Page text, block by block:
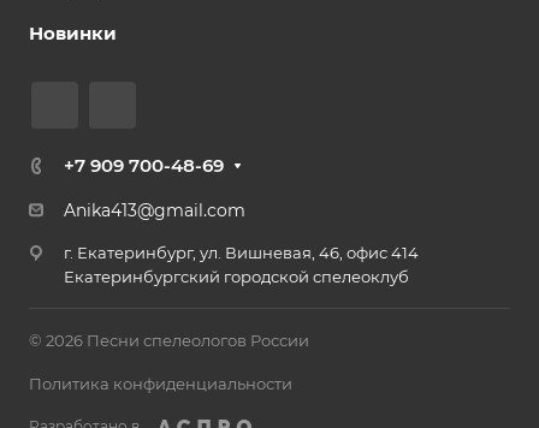
Новинки
+7 909 700-48-69
Anika413@gmail.com
г. Екатеринбург, ул. Вишневая, 46, офис 414
Екатеринбургский городской спелеоклуб
© 2026 Песни спелеологов России
Политика конфиденциальности